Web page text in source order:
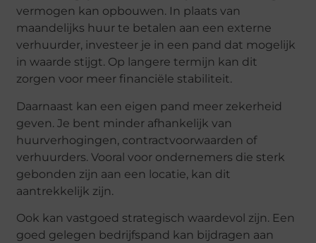
vermogen kan opbouwen. In plaats van
maandelijks huur te betalen aan een externe
verhuurder, investeer je in een pand dat mogelijk
in waarde stijgt. Op langere termijn kan dit
zorgen voor meer financiële stabiliteit.
Daarnaast kan een eigen pand meer zekerheid
geven. Je bent minder afhankelijk van
huurverhogingen, contractvoorwaarden of
verhuurders. Vooral voor ondernemers die sterk
gebonden zijn aan een locatie, kan dit
aantrekkelijk zijn.
Ook kan vastgoed strategisch waardevol zijn. Een
goed gelegen bedrijfspand kan bijdragen aan